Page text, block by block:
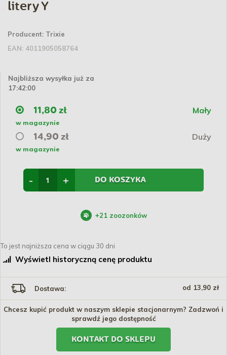
litery Y
Producent: Trixie
EAN: 4011905058764
Najbliższa wysyłka już za
17:41:59
11,80 zł Mały
w magazynie
14,90 zł Duży
w magazynie
+
- DO KOSZYKA
+21 zoozonków
To jest najniższa cena w ciągu 30 dni
Wyświetl historyczną cenę produktu
Dostawa: od 13,90 zł
Chcesz kupić produkt w naszym sklepie stacjonarnym? Zadzwoń i
sprawdź jego dostępność
KONTAKT DO SKLEPU